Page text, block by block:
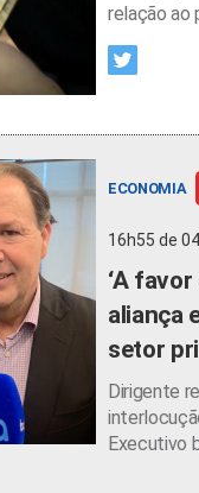
relação ao
ECONOMIA
16h55 de
‘A
aliança
setor
Dirigente
Executivo